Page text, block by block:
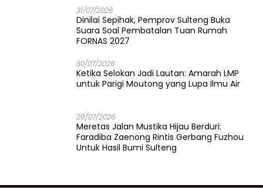
31/07/2026
Dinilai Sepihak, Pemprov Sulteng Buka
Suara Soal Pembatalan Tuan Rumah
FORNAS 2027
30/07/2026
Ketika Selokan Jadi Lautan: Amarah LMP
untuk Parigi Moutong yang Lupa Ilmu Air
29/07/2026
Meretas Jalan Mustika Hijau Berduri:
Faradiba Zaenong Rintis Gerbang Fuzhou
Untuk Hasil Bumi Sulteng